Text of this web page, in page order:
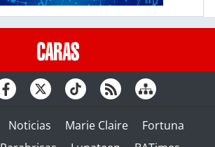
Noticias Marie Claire
Fortuna